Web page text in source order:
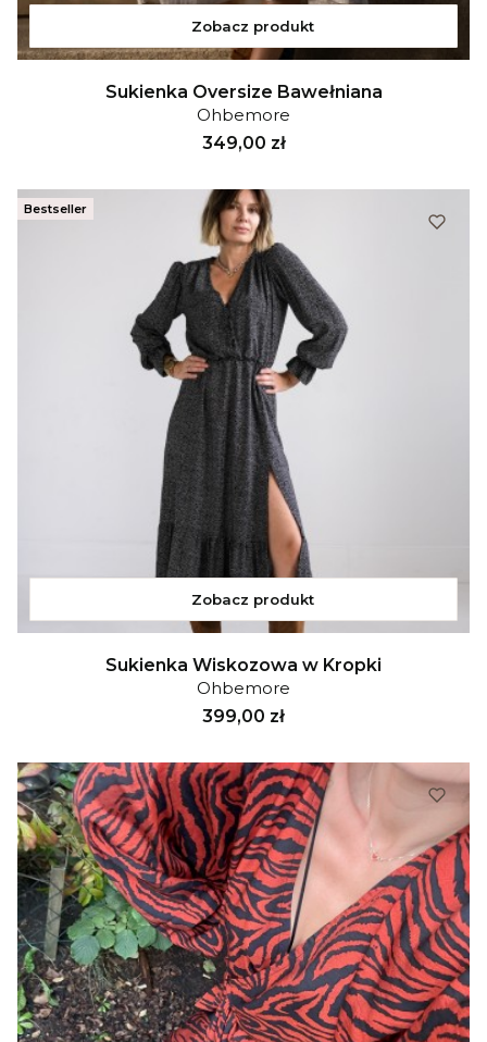
Zobacz produkt
Sukienka Oversize Bawełniana
Ohbemore
Cena
349,00 zł
Bestseller
Zobacz produkt
Sukienka Wiskozowa w Kropki
Ohbemore
Cena
399,00 zł